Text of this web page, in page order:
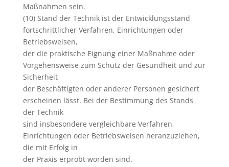
Maßnahmen sein.
(10) Stand der Technik ist der Entwicklungsstand
fortschrittlicher Verfahren, Einrichtungen oder
Betriebsweisen,
der die praktische Eignung einer Maßnahme oder
Vorgehensweise zum Schutz der Gesundheit und zur
Sicherheit
der Beschäftigten oder anderer Personen gesichert
erscheinen lässt. Bei der Bestimmung des Stands
der Technik
sind insbesondere vergleichbare Verfahren,
Einrichtungen oder Betriebsweisen heranzuziehen,
die mit Erfolg in
der Praxis erprobt worden sind.